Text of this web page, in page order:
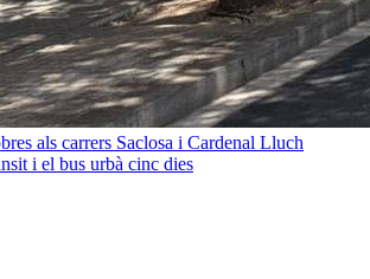
als carrers Saclosa i Cardenal Lluch
i el bus urbà cinc dies